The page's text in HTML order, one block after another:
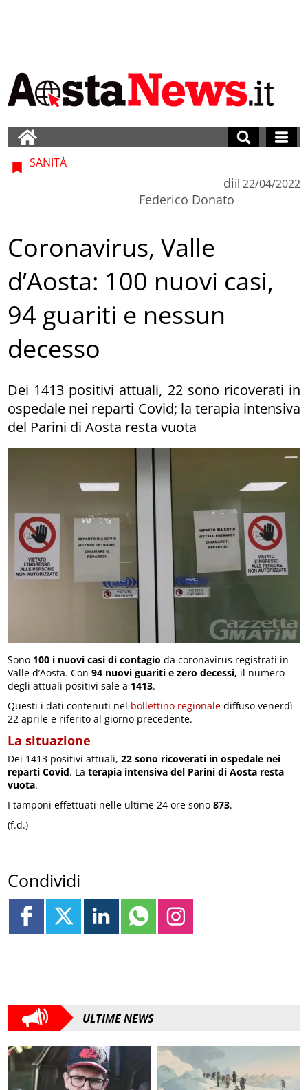
SANITÀ
di
Federico Donato
il 22/04/2022
Coronavirus, Valle
d’Aosta: 100 nuovi casi,
94 guariti e nessun
decesso
Dei 1413 positivi attuali, 22 sono ricoverati in
ospedale nei reparti Covid; la terapia intensiva
del Parini di Aosta resta vuota
Sono 100 i nuovi casi di contagio da coronavirus registrati in
Valle d’Aosta. Con94 nuovi guariti e zero decessi, il numero
degli attuali positivi sale a 1413.
Questi i dati contenuti nel bollettino regionale diffuso venerdì
22 aprile e riferito al giorno precedente.
La situazione
Dei 1413 positivi attuali,22 sono ricoverati in ospedale nei
reparti Covid. La terapia intensiva del Parini di Aosta resta
vuota.
I tamponi effettuati nelle ultime 24 ore sono 873.
(f.d.)
Condividi
ULTIME NEWS